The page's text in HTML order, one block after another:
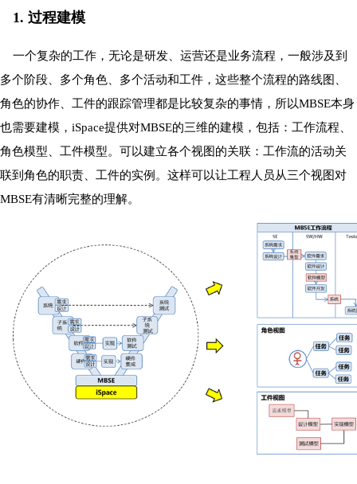
1. 过程建模
一个复杂的工作，无论是研发、运营还是业务流程，一般涉及到
多个阶段、多个角色、多个活动和工件，这些整个流程的路线图、
角色的协作、工件的跟踪管理都是比较复杂的事情，所以MBSE本身
也需要建模，iSpace提供对MBSE的三维的建模，包括：工作流程、
角色模型、工件模型。可以建立各个视图的关联：工作流的活动关
联到角色的职责、工件的实例。这样可以让工程人员从三个视图对
MBSE有清晰完整的理解。